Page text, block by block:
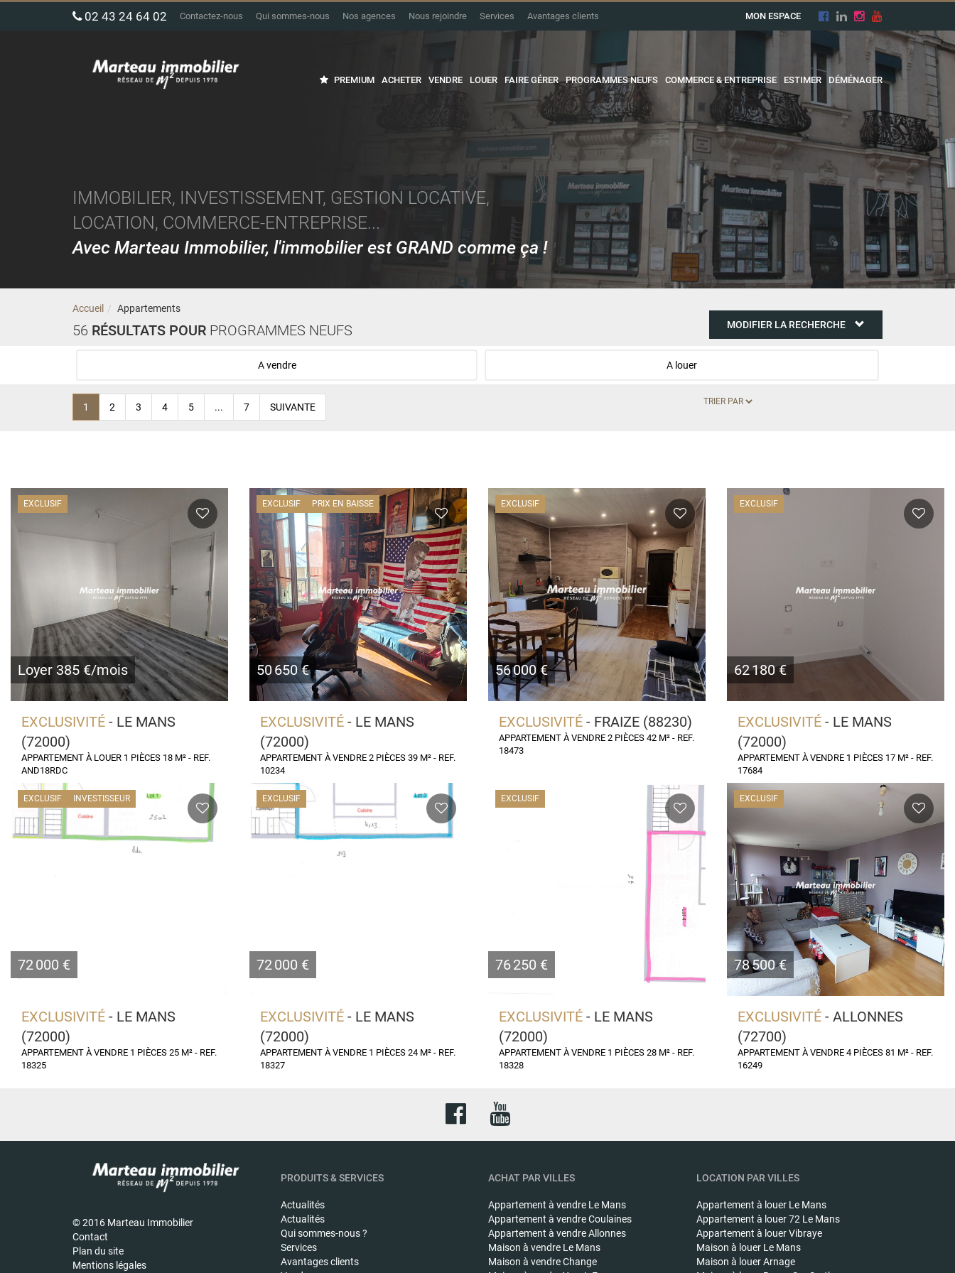
02 43 24 64 02 Contactez-nous Qui sommes-nous Nos agences Nous rejoindre Services Avantages clients MON ESPACE
PREMIUM ACHETER VENDRE LOUER FAIRE GÉRER PROGRAMMES NEUFS COMMERCE & ENTREPRISE ESTIMER DÉMÉNAGER
IMMOBILIER, INVESTISSEMENT, GESTION LOCATIVE,
LOCATION, COMMERCE-ENTREPRISE...
Avec Marteau Immobilier, l'immobilier est GRAND comme ça !
Accueil Appartements
56 RÉSULTATS POUR PROGRAMMES NEUFS MODIFIER LA RECHERCHE
A vendre A louer
1 2 3 4 5 ... 7 SUIVANTE
EXCLUSIF
Loyer 385 €/mois
EXCLUSIVITÉ - LE MANS
(72000)
APPARTEMENT À LOUER 1 PIÈCES 18 M² - REF.
AND18RDC
EXCLUSIF PRIX EN BAISSE
50 650 €
EXCLUSIVITÉ - LE MANS
(72000)
APPARTEMENT À VENDRE 2 PIÈCES 39 M² - REF.
10234
EXCLUSIF
56 000 €
EXCLUSIVITÉ - FRAIZE (88230)
APPARTEMENT À VENDRE 2 PIÈCES 42 M² - REF.
18473
EXCLUSIF
62 180 €
EXCLUSIVITÉ - LE MANS
(72000)
APPARTEMENT À VENDRE 1 PIÈCES 17 M² - REF.
17684
EXCLUSIF INVESTISSEUR
72 000 €
EXCLUSIVITÉ - LE MANS
(72000)
APPARTEMENT À VENDRE 1 PIÈCES 25 M² - REF.
18325
EXCLUSIF
72 000 €
EXCLUSIVITÉ - LE MANS
(72000)
APPARTEMENT À VENDRE 1 PIÈCES 24 M² - REF.
18327
EXCLUSIF
76 250 €
EXCLUSIVITÉ - LE MANS
(72000)
APPARTEMENT À VENDRE 1 PIÈCES 28 M² - REF.
18328
EXCLUSIF
78 500 €
EXCLUSIVITÉ - ALLONNES
(72700)
APPARTEMENT À VENDRE 4 PIÈCES 81 M² - REF.
16249
© 2016 Marteau Immobilier
Contact
Plan du site
Mentions légales
PRODUITS & SERVICES
Actualités
Actualités
Qui sommes-nous ?
Services
Avantages clients
ACHAT PAR VILLES
Appartement à vendre Le Mans
Appartement à vendreCoulaines
Appartement à vendreAllonnes
Maison à vendre Le Mans
Maison à vendreChange
LOCATION PAR VILLES
Appartement à louer Le Mans
Appartement à louer72 Le Mans
Appartement à louerVibraye
Maison à louer Le Mans
Maison à louerArnage